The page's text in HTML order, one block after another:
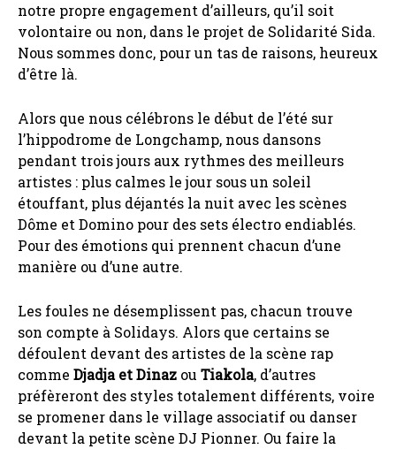
notre propre engagement d’ailleurs, qu’il soit
volontaire ou non, dans le projet de Solidarité Sida.
Nous sommes donc, pour un tas de raisons, heureux
d’être là.
Alors que nous célébrons le début de l’été sur
l’hippodrome de Longchamp, nous dansons
pendant trois jours aux rythmes des meilleurs
artistes : plus calmes le jour sous un soleil
étouffant, plus déjantés la nuit avec les scènes
Dôme et Domino pour des sets électro endiablés.
Pour des émotions qui prennent chacun d’une
manière ou d’une autre.
Les foules ne désemplissent pas, chacun trouve
son compte à Solidays. Alors que certains se
défoulent devant des artistes de la scène rap
comme Djadja et Dinaz ou Tiakola, d’autres
préfèreront des styles totalement différents, voire
se promener dans le village associatif ou danser
devant la petite scène DJ Pionner. Ou faire la